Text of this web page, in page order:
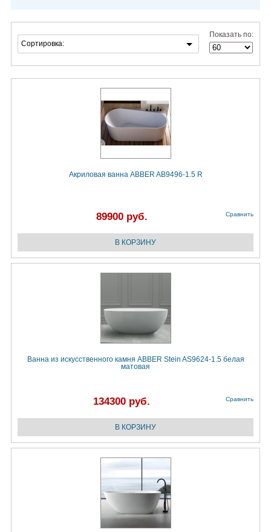
Сортировка:
Показать по:
Акриловая ванна ABBER AB9496-1.5 R
89900 руб. Сравнить
Ванна из искусственного камня ABBER Stein AS9624-1.5 белая
матовая
134300 руб. Сравнить